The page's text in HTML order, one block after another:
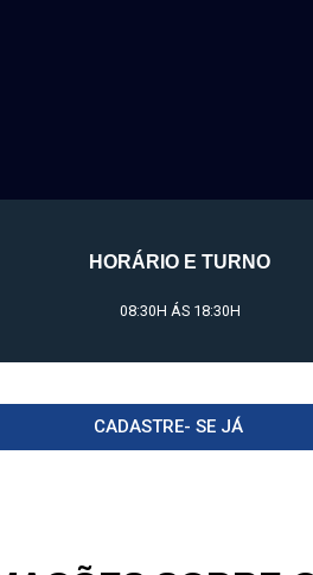
HORÁRIO E TURNO
08:30H ÁS 18:30H
CADASTRE- SE JÁ